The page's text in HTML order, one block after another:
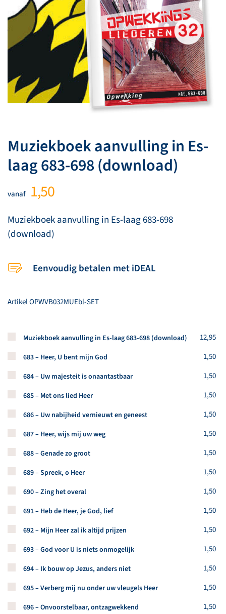
Muziekboek aanvulling in Es-
laag 683-698 (download)
vanaf 1,50
Muziekboek aanvulling in Es-laag 683-698
(download)
Eenvoudig betalen met iDEAL
ArtikelOPWVB032MUEbl-SET
Koop een stuk van dit artikel
Muziekboek aanvulling in Es-laag 683-698 (download)
12,95
Koop een stuk van dit artikel
683 – Heer, U bent mijn God
1,50
Koop een stuk van dit artikel
684 – Uw majesteit is onaantastbaar
1,50
Koop een stuk van dit artikel
685 – Met ons lied Heer
1,50
Koop een stuk van dit artikel
686 – Uw nabijheid vernieuwt en geneest
1,50
Koop een stuk van dit artikel
687 – Heer, wijs mij uw weg
1,50
Koop een stuk van dit artikel
688 – Genade zo groot
1,50
Koop een stuk van dit artikel
689 – Spreek, o Heer
1,50
Koop een stuk van dit artikel
690 – Zing het overal
1,50
Koop een stuk van dit artikel
691 – Heb de Heer, je God, lief
1,50
Koop een stuk van dit artikel
692 – Mijn Heer zal ik altijd prijzen
1,50
Koop een stuk van dit artikel
693 – God voor U is niets onmogelijk
1,50
Koop een stuk van dit artikel
694 – Ik bouw op Jezus, anders niet
1,50
Koop een stuk van dit artikel
695 – Verberg mij nu onder uw vleugels Heer
1,50
Koop een stuk van dit artikel
696 – Onvoorstelbaar, ontzagwekkend 1,50